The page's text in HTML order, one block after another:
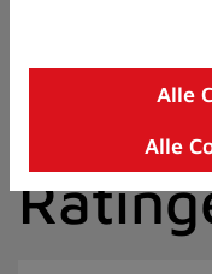
8)
I)
der
Alle
Alle